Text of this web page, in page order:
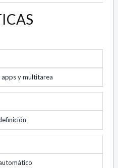
y multitarea